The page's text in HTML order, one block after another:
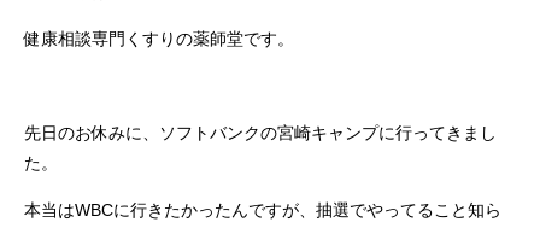
健康相談専門くすりの薬師堂です。
先日のお休みに、ソフトバンクの宮崎キャンプに行ってきまし
た。
本当はWBCに行きたかったんですが、抽選でやってること知ら